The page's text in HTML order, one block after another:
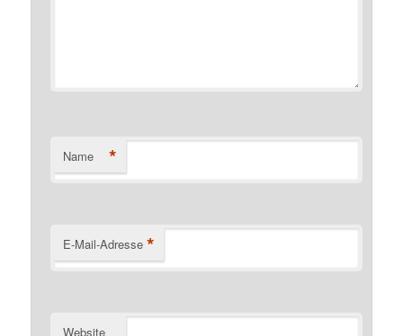
Name *
E-Mail-Adresse *
Website